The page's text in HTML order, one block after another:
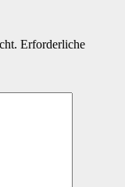
Erforderliche